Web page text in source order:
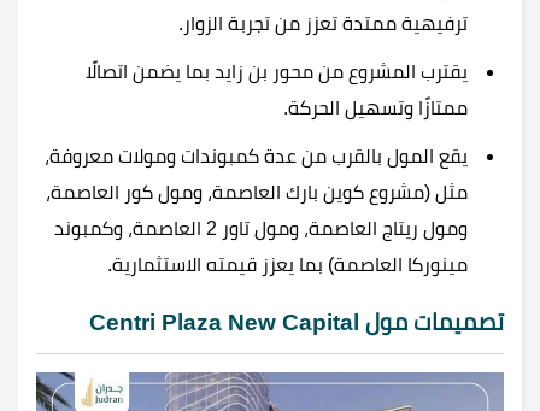
ترفيهية ممتدة تعزز من تجربة الزوار.
يقترب المشروع من محور بن زايد بما يضمن اتصالًا
ممتازًا وتسهيل الحركة.
يقع المول بالقرب من عدة كمبوندات ومولات معروفة،
مثل (مشروع كوين بارك العاصمة، ومول كور العاصمة،
ومول ريتاج العاصمة، ومول تاور 2 العاصمة، وكمبوند
مينوركا العاصمة) بما يعزز قيمته الاستثمارية.
تصميمات مول Centri Plaza New Capital